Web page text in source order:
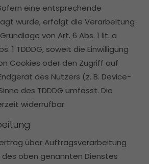
eine entsprechende
wurde, erfolgt die Verarbeitung
von Art. 6 Abs. 1 lit. a
1 TDDDG, soweit die Einwilligung
Cookies oder den Zugriff auf
des Nutzers (z. B. Device-
des TDDDG umfasst. Die
widerrufbar.
über Auftragsverarbeitung
des oben genannten Dienstes